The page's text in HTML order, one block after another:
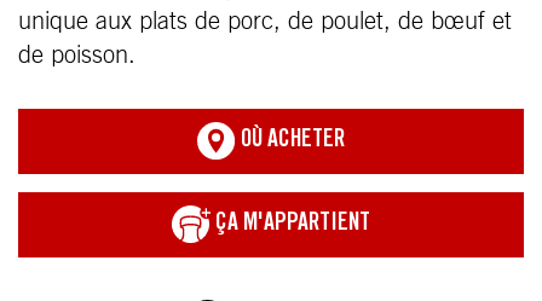
unique aux plats de porc, de poulet, de bœuf et
de poisson.
OÙ ACHETER
ÇA M'APPARTIENT